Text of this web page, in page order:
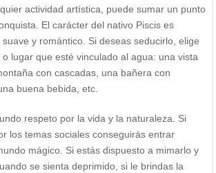
actividad artística, puede sumar un punto
El carácter del nativo Piscis es
y romántico. Si deseas seducirlo, elige
lugar que esté vinculado al agua: una vista
con cascadas, una bañera con
buena bebida, etc.
respeto por la vida y la naturaleza. Si
los temas sociales conseguirás entrar
mágico. Si estás dispuesto a mimarlo y
se sienta deprimido, si le brindas la